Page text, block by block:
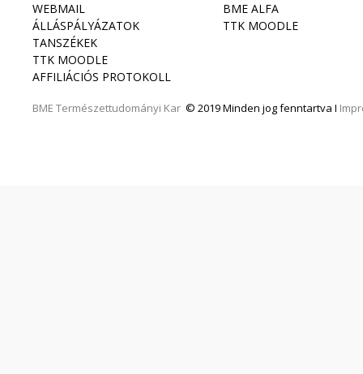
WEBMAIL
ÁLLÁSPÁLYÁZATOK
TANSZÉKEK
TTK MOODLE
AFFILIÁCIÓS PROTOKOLL
BME Természettudományi Kar © 2019 Minden jog fenntartva I
BME ALFA
TTK MOODLE